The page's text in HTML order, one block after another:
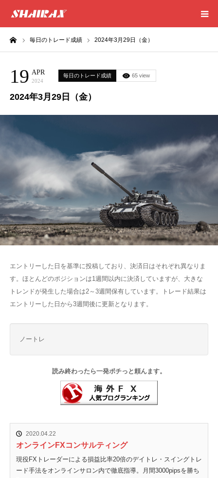
毎日のトレード成績 2024年3月29日（金）
19 APR
2024
毎日のトレード成績 65 view
2024年3月29日（金）
エントリーした日を基準に投稿しており、決済日はそれぞれ異なりま
す。ほとんどのポジションは1週間以内に決済していますが、大きな
トレンドが発生した場合は2～3週間保有しています。トレード結果は
エントリーした日から3週間後に更新となります。
ノートレ
読み終わったら一発ポチっと頼んます。
2020.04.22
オンラインFXコンサルティング
現役FXトレーダーによる損益比率20倍のデイトレ・スイングトレ
ード手法をオンラインサロン内で徹底指導。月間3000pipsを勝ち
HOME
RESULT
SUCCESS
EXCEL SHEET
CONTACT